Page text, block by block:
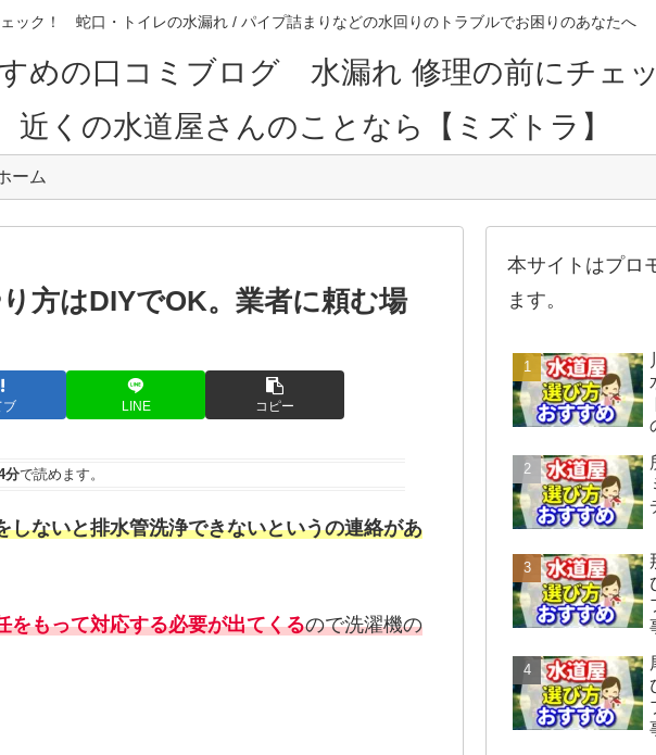
ック！ 蛇口・トイレの水漏れ / パイプ詰まりなどの水回りのトラブルでお困りのあなたへ
めの口コミブログ 水漏れ 修理の前にチェ
近くの水道屋さんのことなら【ミズトラ】
ーム
方はDIYでOK。業者に頼む場
ブ LINE コピー
分で読めます。
ないと排水管洗浄できないというの連絡があ
をもって対応する必要が出てくるので洗濯機の
本サイトはプロ
ます。